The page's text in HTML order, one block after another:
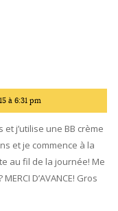
à 6:31 pm
et j’utilise une BB crème
et je commence à la
au fil de la journée! Me
D’AVANCE! Gros